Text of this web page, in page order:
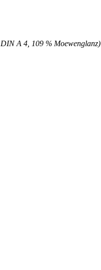
A 4, 109 % Moewenglanz)